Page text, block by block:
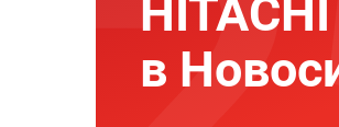
в